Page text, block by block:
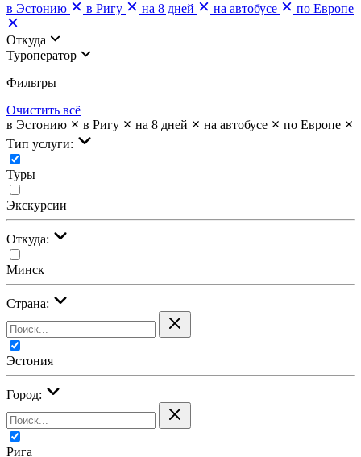
в Эстонию
в Ригу на 8 дней на автобусе по Европе
Откуда
Туроператор
Фильтры
Очистить всё
в Эстонию
в Ригу на 8 дней на автобусе
по Европе
Тип услуги:
Туры
Экскурсии
Откуда:
Минск
Страна:
Эстония
Город:
Рига